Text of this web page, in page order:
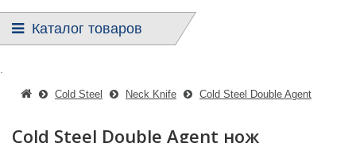
Каталог товаров
Cold Steel Neck Knife Cold Steel Double Agent
Cold Steel Double Agent нож